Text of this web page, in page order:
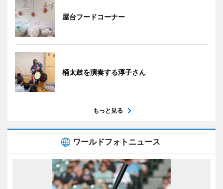
屋台フードコーナー
桶太鼓を演奏する淳子さん
もっと見る
ワールドフォトニュース